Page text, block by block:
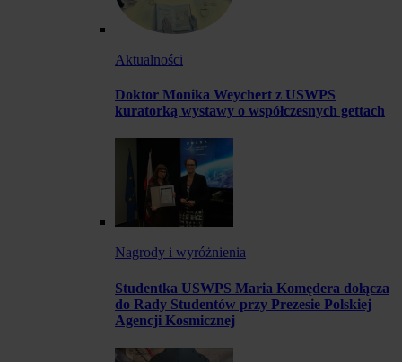
Aktualności
Doktor Monika Weychert z USWPS
kuratorką wystawy o współczesnych gettach
Nagrody i wyróżnienia
Studentka USWPS Maria Komędera dołącza
do Rady Studentów przy Prezesie Polskiej
Agencji Kosmicznej